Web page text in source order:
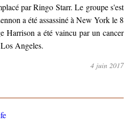
par Ringo Starr. Le groupe s'est
a été assassiné à New York le 8
Harrison a été vaincu par un cancer
Angeles.
4 juin 2017